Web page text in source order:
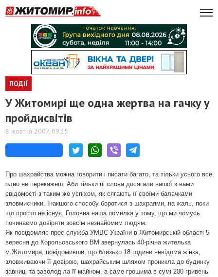
ПОДІЇ
У Житомирі ще одна жертва на гачку у
пройдисвітів
8 жовтня 2007, 09:25
Про шахрайства можна говорити і писати багато, та тільки усього все
одно не перекажеш. Аби тільки ці слова досягали нашої з вами
свідомості з таким же успіхом, як сягають її своїми балачками
зловмисники. Інакшого способу боротися з шахраями, на жаль, поки
що просто не існує. Головна наша помилка у тому, що ми чомусь
починаємо довіряти зовсім незнайомим людям.
Як повідомляє прес-служба УМВС України в Житомирській області 5
вересня до Корольовського ВМ звернулась 40-річна жителька
м.Житомира, повідомивши, що близько 18 години невідома жінка,
зловживаючи її довірою, шахрайським шляхом проникла до будинку
завниці та заволоділа її майном, а саме грошима в сумі 200 гривень